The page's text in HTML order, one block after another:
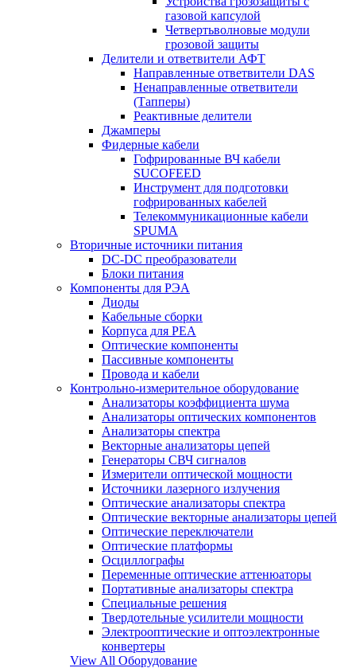
газовой капсулой
Четвертьволновые модули
грозовой защиты
Делители и ответвители АФТ
Направленные ответвители DAS
Ненаправленные ответвители
(Тапперы)
Реактивные делители
Джамперы
Фидерные кабели
Гофрированные ВЧ кабели
SUCOFEED
Инструмент для подготовки
гофрированных кабелей
Телекоммуникационные кабели
SPUMA
Вторичные источники питания
DC-DC преобразователи
Блоки питания
Компоненты для РЭА
Диоды
Кабельные сборки
Корпуса для РЕА
Оптические компоненты
Пассивные компоненты
Провода и кабели
Контрольно-измерительное оборудование
Анализаторы коэффициента шума
Анализаторы оптических компонентов
Анализаторы спектра
Векторные анализаторы цепей
Генераторы СВЧ сигналов
Измерители оптической мощности
Источники лазерного излучения
Оптические анализаторы спектра
Оптические векторные анализаторы цепей
Оптические переключатели
Оптические платформы
Осциллографы
Переменные оптические аттенюаторы
Портативные анализаторы спектра
Специальные решения
Твердотельные усилители мощности
Электрооптические и оптоэлектронные
конвертеры
View All Оборудование